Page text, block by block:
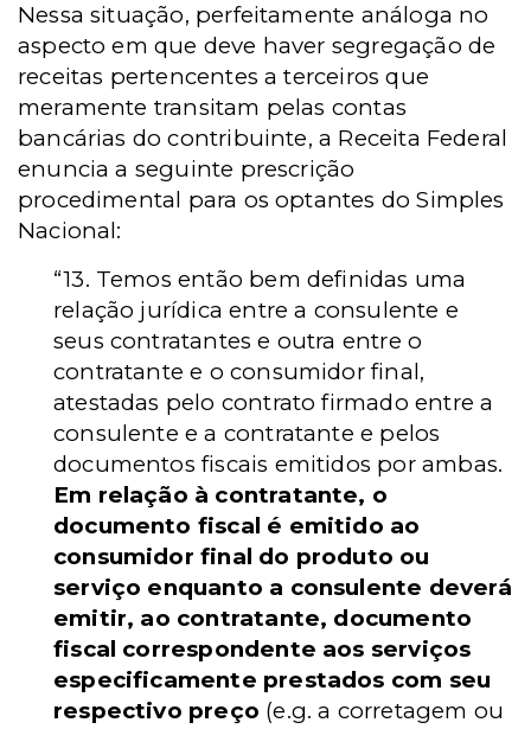
Nessa situação, perfeitamente análoga no
aspecto em que deve haver segregação de
receitas pertencentes a terceiros que
meramente transitam pelas contas
bancárias do contribuinte, a Receita Federal
enuncia a seguinte prescrição
procedimental para os optantes do Simples
Nacional:
“13. Temos então bem definidas uma
relação jurídica entre a consulente e
seus contratantes e outra entre o
contratante e o consumidor final,
atestadas pelo contrato firmado entre a
consulente e a contratante e pelos
documentos fiscais emitidos por ambas.
Em relação à contratante, o
documento fiscal é emitido ao
consumidor final do produto ou
serviço enquanto a consulente deverá
emitir, ao contratante, documento
fiscal correspondente aos serviços
especificamente prestados com seu
respectivo preço (e.g. a corretagem ou